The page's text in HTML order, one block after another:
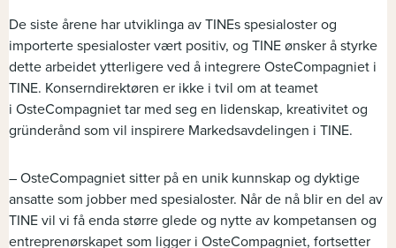
De siste årene har utviklinga av TINEs spesialoster og
importerte spesialoster vært positiv, og TINE ønsker å styrke
dette arbeidet ytterligere ved å integrere OsteCompagniet i
TINE. Konserndirektøren er ikke i tvil om at teamet
i OsteCompagniet tar med seg en lidenskap, kreativitet og
gründerånd som vil inspirere Markedsavdelingen i TINE.
– OsteCompagniet sitter på en unik kunnskap og dyktige
ansatte som jobber med spesialoster. Når de nå blir en del av
TINE vil vi få enda større glede og nytte av kompetansen og
entreprenørskapet som ligger i OsteCompagniet, fortsetter